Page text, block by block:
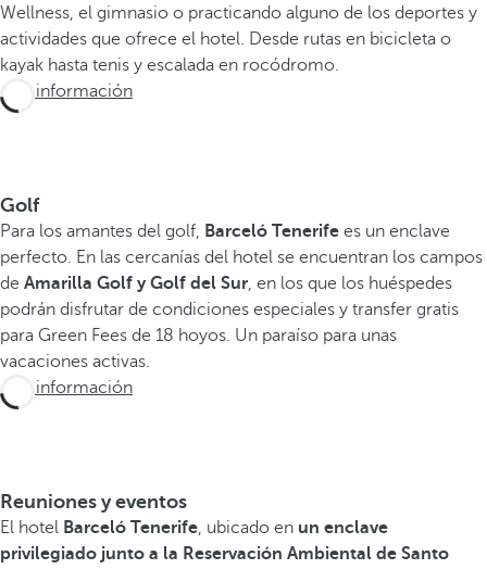
Wellness, el gimnasio o practicando alguno de los deportes y
actividades que ofrece el hotel. Desde rutas en bicicleta o
kayak hasta tenis y escalada en rocódromo.
Más información
Golf
Para los amantes del golf, Barceló Tenerife es un enclave
perfecto. En las cercanías del hotel se encuentran los campos
de Amarilla Golf y Golf del Sur, en los que los huéspedes
podrán disfrutar de condiciones especiales y transfer gratis
para Green Fees de 18 hoyos. Un paraíso para unas
vacaciones activas.
Más información
Reuniones y eventos
El hotel Barceló Tenerife, ubicado en un enclave
privilegiado junto a la Reservación Ambiental de Santo